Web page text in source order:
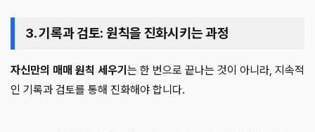
3. 기록과 검토: 원칙을 진화시키는 과정
자신만의 매매 원칙 세우기 는 한 번으로 끝나는 것이 아니라, 지속적
인 기록과 검토를 통해 진화해야 합니다.